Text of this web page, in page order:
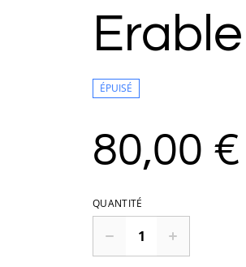
Erable
ÉPUISÉ
80,00 €
QUANTITÉ